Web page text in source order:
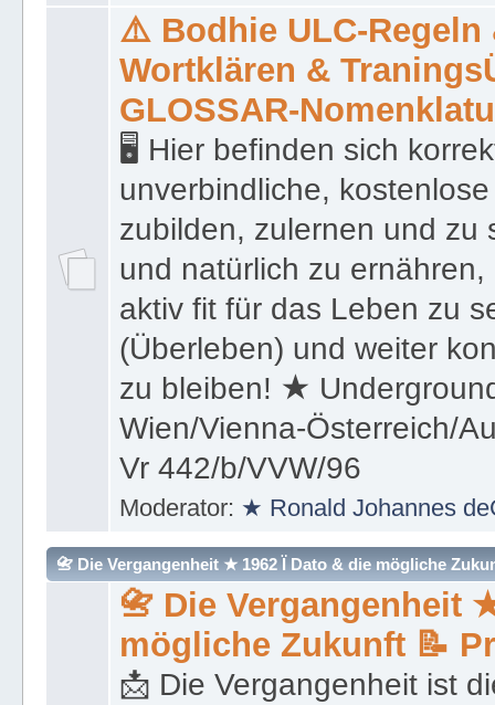
⚠️ Bodhie ULC-Regeln
Wortklären &
GLOSSAR-
🖥 Hier befinden sich
unverbindliche,
zubilden, zulernen und zu
und natürlich zu
aktiv fit für das Leben zu
(Überleben) und weiter
zu bleiben! ★
Wien/Vienna-Österreich/
Vr 442/b/VVW/96
Moderator: ★ Ronald Johannes
📇 Die Vergangenheit ★ 1962 Ï Dato & die mögliche
📇 Die Vergangenheit
mögliche Zukunft 📝
📩 Die Vergangenheit ist